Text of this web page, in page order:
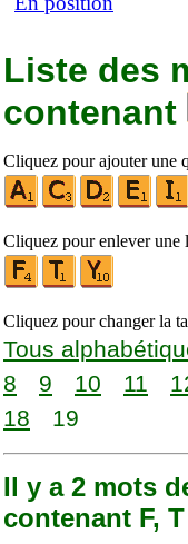
Liste des
contenant
Cliquez pour ajouter une
Cliquez pour enlever une
Cliquez pour changer la
Tous
8
9 10 11
18
19
Il y a 2 mots
contenant F,